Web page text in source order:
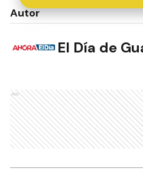
Autor
El Día de
Ads